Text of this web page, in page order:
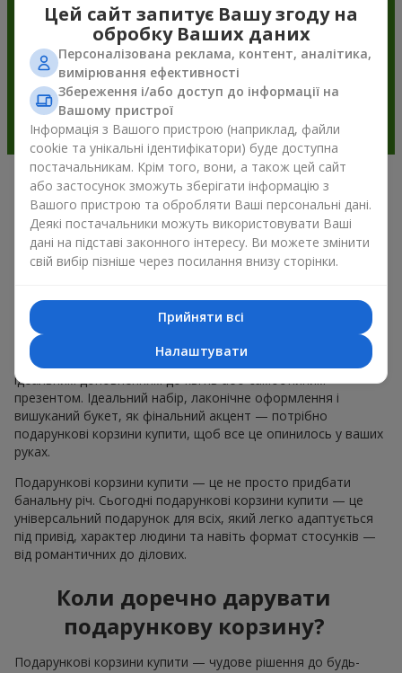
Подарункові корзини —
універсальний подарунок на будь-
яке свято
обмаль, у нас є для вас чудове перевірене рішення: ви
можете набір подарункові корзини купити. Подарункова
корзина з вишуканими смаколиками до свята, фруктами,
смачним чаєм чи, навіть, алкогольними напоями стає
ідеальним доповненням до квітів або самостійним
презентом. Ідеальний набір, лаконічне оформлення і
вишуканий букет, як фінальний акцент — потрібно
подарункові корзини купити, щоб все це опинилось у ваших
руках.
Подарункові корзини купити — це не просто придбати
банальну річ. Сьогодні подарункові корзини купити — це
універсальний подарунок для всіх, який легко адаптується
під привід, характер людини та навіть формат стосунків —
від романтичних до ділових.
Коли доречно дарувати
подарункову корзину?
Подарункові корзини купити — чудове рішення до будь-
Цей сайт запитує Вашу згоду на
обробку Ваших даних
Персоналізована реклама, контент, аналітика,
вимірювання ефективності
Збереження і/або доступ до інформації на
Вашому пристрої
Інформація з Вашого пристрою (наприклад, файли
cookie та унікальні ідентифікатори) буде доступна
постачальникам. Крім того, вони, а також цей сайт
або застосунок зможуть зберігати інформацію з
Вашого пристрою та обробляти Ваші персональні дані.
Деякі постачальники можуть використовувати Ваші
дані на підставі законного інтересу. Ви можете змінити
свій вибір пізніше через посилання внизу сторінки.
Прийняти всі
Налаштувати